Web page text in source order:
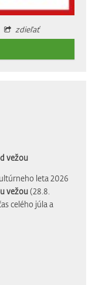
zdieľať
vežou
leta 2026
vežou(28.8.
celého júla a